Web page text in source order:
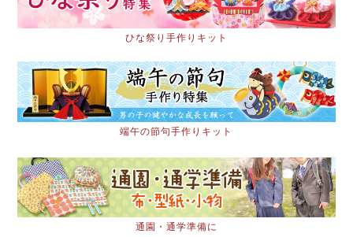
ひな祭り手作りキット
端午の節句手作りキット
通園・通学準備に